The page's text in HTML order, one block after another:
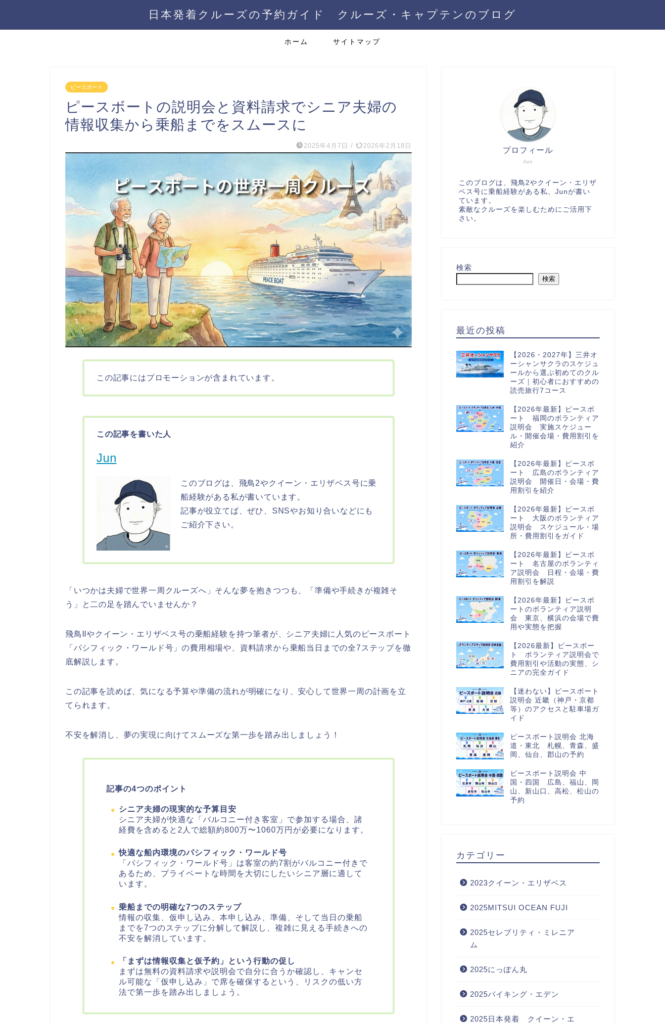
日本発着クルーズの予約ガイド クルーズ・キャプテンのブログ
ホーム サイトマップ
ピースボート
ピースボートの説明会と資料請求でシニア夫婦の
情報収集から乗船までをスムースに
2025年4月7日 / 2026年2月18日
この記事にはプロモーションが含まれています。
この記事を書いた人
Jun
このブログは、飛鳥2やクイーン・エリザベス号に乗
船経験がある私が書いています。
記事が役立てば、ぜひ、SNSやお知り合いなどにも
ご紹介下さい。
「いつかは夫婦で世界一周クルーズへ」そんな夢を抱きつつも、「準備や手続きが複雑そ
う」と二の足を踏んでいませんか？
飛鳥IIやクイーン・エリザベス号の乗船経験を持つ筆者が、シニア夫婦に人気のピースボート
「パシフィック・ワールド号」の費用相場や、資料請求から乗船当日までの全7ステップを徹
底解説します。
この記事を読めば、気になる予算や準備の流れが明確になり、安心して世界一周の計画を立
てられます。
不安を解消し、夢の実現に向けてスムーズな第一歩を踏み出しましょう！
記事の4つのポイント
シニア夫婦の現実的な予算目安
シニア夫婦が快適な「バルコニー付き客室」で参加する場合、諸
経費を含めると2人で総額約800万〜1060万円が必要になります。
快適な船内環境のパシフィック・ワールド号
「パシフィック・ワールド号」は客室の約7割がバルコニー付きで
あるため、プライベートな時間を大切にしたいシニア層に適して
います。
乗船までの明確な7つのステップ
情報の収集、仮申し込み、本申し込み、準備、そして当日の乗船
までを7つのステップに分解して解説し、複雑に見える手続きへの
不安を解消しています。
「まずは情報収集と仮予約」という行動の促し
まずは無料の資料請求や説明会で自分に合うか確認し、キャンセ
ル可能な「仮申し込み」で席を確保するという、リスクの低い方
法で第一歩を踏み出しましょう。
Jun
プロフィール
このブログは、飛鳥2やクイーン・エリザ
ベス号に乗船経験がある私、Junが書い
ています。
素敵なクルーズを楽しむためにご活用下
さい。
検索
検索
最近の投稿
【2026・2027年】三井オ
ーシャンサクラのスケジュ
ールから選ぶ初めてのクル
ーズ｜初心者におすすめの
読売旅行7コース
【2026年最新】ピースボ
ート 福岡のボランティア
説明会 実施スケジュー
ル・開催会場・費用割引を
紹介
【2026年最新】ピースボ
ート 広島のボランティア
説明会 開催日・会場・費
用割引を紹介
【2026年最新】ピースボ
ート 大阪のボランティア
説明会 スケジュール・場
所・費用割引をガイド
【2026年最新】ピースボ
ート 名古屋のボランティ
ア説明会 日程・会場・費
用割引を解説
【2026年最新】ピースボ
ートのボランティア説明
会 東京、横浜の会場で費
用や実態を把握
【2026最新】ピースボー
ト ボランティア説明会で
費用割引や活動の実態、シ
ニアの完全ガイド
【迷わない】ピースボート
説明会 近畿（神戸・京都
等）のアクセスと駐車場ガ
イド
ピースボート説明会 北海
道・東北 札幌、青森、盛
岡、仙台、郡山の予約
ピースボート説明会 中
国・四国 広島、福山、岡
山、新山口、高松、松山の
予約
カテゴリー
2023クイーン・エリザベス
2025MITSUI OCEAN FUJI
2025セレブリティ・ミレニア
ム
2025にっぽん丸
2025バイキング・エデン
2025日本発着 クイーン・エ